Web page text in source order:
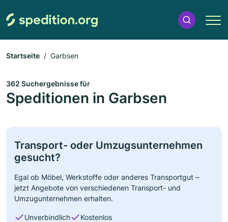
Startseite Garbsen
362 Suchergebnisse für
Speditionen in Garbsen
Transport- oder Umzugsunternehmen
gesucht?
Egal ob Möbel, Werkstoffe oder anderes Transportgut –
jetzt Angebote von verschiedenen Transport- und
Umzugunternehmen erhalten.
Unverbindlich Kostenlos